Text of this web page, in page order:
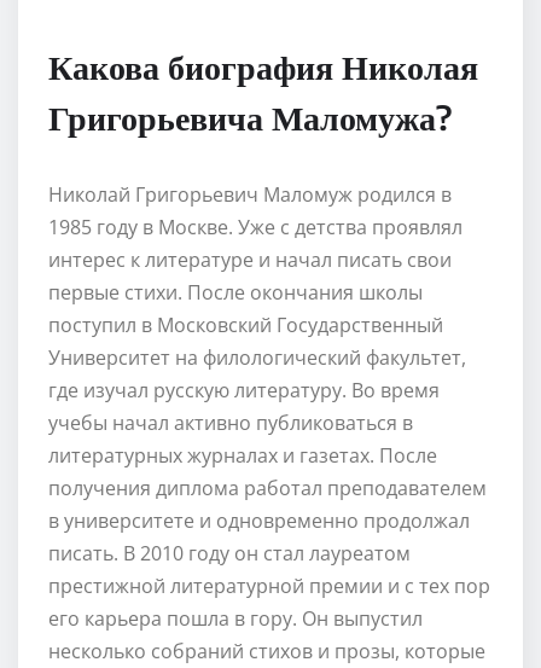
Какова биография Николая
Григорьевича Маломужа?
Николай Григорьевич Маломуж родился в
1985 году в Москве. Уже с детства проявлял
интерес к литературе и начал писать свои
первые стихи. После окончания школы
поступил в Московский Государственный
Университет на филологический факультет,
где изучал русскую литературу. Во время
учебы начал активно публиковаться в
литературных журналах и газетах. После
получения диплома работал преподавателем
в университете и одновременно продолжал
писать. В 2010 году он стал лауреатом
престижной литературной премии и с тех пор
его карьера пошла в гору. Он выпустил
несколько собраний стихов и прозы, которые